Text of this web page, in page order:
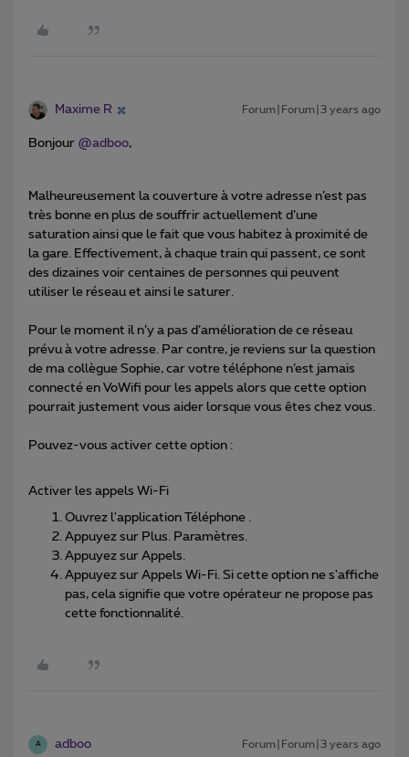
Maxime R Forum|Forum|3 years ago
Bonjour @adboo,
Malheureusement la couverture à votre adresse n’est pas
très bonne en plus de souffrir actuellement d’une
saturation ainsi que le fait que vous habitez à proximité de
la gare. Effectivement, à chaque train qui passent, ce sont
des dizaines voir centaines de personnes qui peuvent
utiliser le réseau et ainsi le saturer.
Pour le moment il n’y a pas d’amélioration de ce réseau
prévu à votre adresse. Par contre, je reviens sur la question
de ma collègue Sophie, car votre téléphone n’est jamais
connecté en VoWifi pour les appels alors que cette option
pourrait justement vous aider lorsque vous êtes chez vous.
Pouvez-vous activer cette option :
Activer les appels Wi-Fi
Ouvrez l'application Téléphone .
Appuyez sur Plus. Paramètres.
Appuyez sur Appels.
Appuyez sur Appels Wi-Fi. Si cette option ne s'affiche
pas, cela signifie que votre opérateur ne propose pas
cette fonctionnalité.
A adboo Forum|Forum|3 years ago